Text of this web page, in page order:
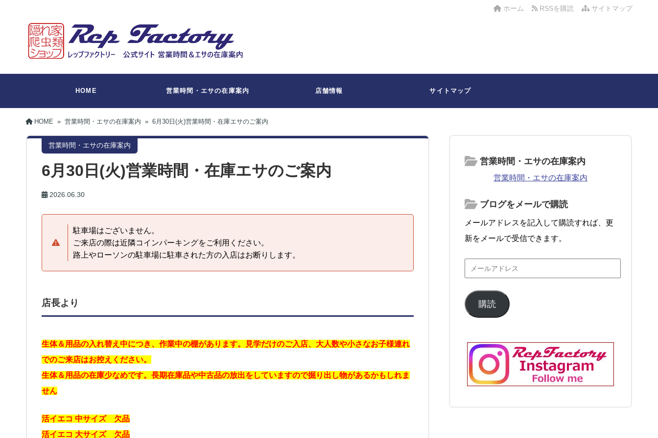
サイトマップ
RSSを購読
ホーム
HOME 営業時間・エサの在庫案内 店舗情報 サイトマップ
HOME » 営業時間・エサの在庫案内 » 6月30日(火)営業時間・在庫エサのご案内
営業時間・エサの在庫案内
6月30日(火)営業時間・在庫エサのご案内
2026.06.30
駐車場はございません。
ご来店の際は近隣コインパーキングをご利用ください。
路上やローソンの駐車場に駐車された方の入店はお断りします。
店長より
生体＆用品の入れ替え中につき、作業中の棚があります。見学だけのご入店、大人数や小さなお子様連れ
でのご来店はお控えください。
生体＆用品の在庫少なめです。長期在庫品や中古品の放出をしていますので掘り出し物があるかもしれま
せん
活イエコ 中サイズ 欠品
活イエコ 大サイズ 欠品
営業時間・エサの在庫案内
営業時間・エサの在庫案内
ブログをメールで購読
メールアドレスを記入して購読すれば、更
新をメールで受信できます。
購読